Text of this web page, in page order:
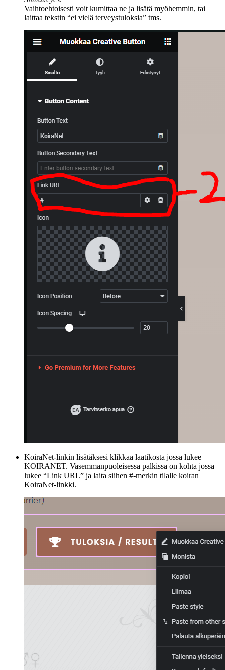
Vaihtoehtoisesti voit kumittaa ne ja lisätä myöhemmin, tai
laittaa tekstin “ei vielä terveystuloksia” tms.
KoiraNet-linkin lisätäksesi klikkaa laatikosta jossa lukee
KOIRANET. Vasemmanpuoleisessa palkissa on kohta jossa
lukee “Link URL” ja laita siihen #-merkin tilalle koiran
KoiraNet-linkki.